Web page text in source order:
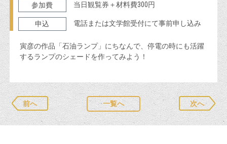
参加費 当日観覧券＋材料費300円
申込 電話または文学館受付にて事前申し込み
寅彦の作品「石油ランプ」にちなんで、停電の時にも活躍
するランプのシェードを作ってみよう！
前へ 一覧へ 次へ